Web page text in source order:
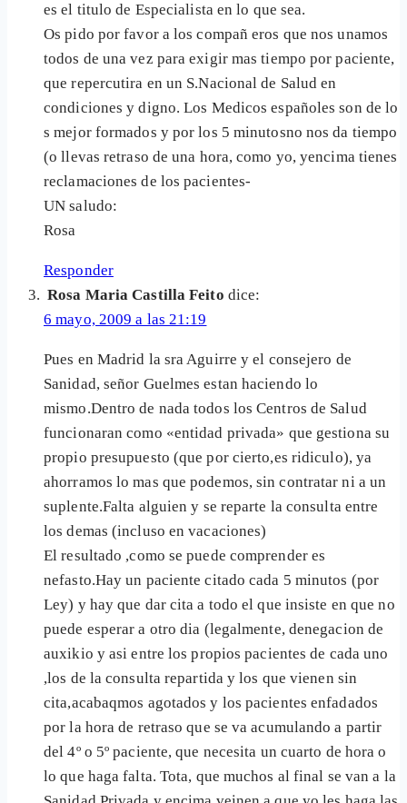
es el titulo de Especialista en lo que sea.
Os pido por favor a los compañ eros que nos unamos
todos de una vez para exigir mas tiempo por paciente,
que repercutira en un S.Nacional de Salud en
condiciones y digno. Los Medicos españoles son de lo
s mejor formados y por los 5 minutosno nos da tiempo
(o llevas retraso de una hora, como yo, yencima tienes
reclamaciones de los pacientes-
UN saludo:
Rosa
Responder
Rosa Maria Castilla Feito dice:
6 mayo, 2009 a las 21:19
Pues en Madrid la sra Aguirre y el consejero de
Sanidad, señor Guelmes estan haciendo lo
mismo.Dentro de nada todos los Centros de Salud
funcionaran como «entidad privada» que gestiona su
propio presupuesto (que por cierto,es ridiculo), ya
ahorramos lo mas que podemos, sin contratar ni a un
suplente.Falta alguien y se reparte la consulta entre
los demas (incluso en vacaciones)
El resultado ,como se puede comprender es
nefasto.Hay un paciente citado cada 5 minutos (por
Ley) y hay que dar cita a todo el que insiste en que no
puede esperar a otro dia (legalmente, denegacion de
auxikio y asi entre los propios pacientes de cada uno
,los de la consulta repartida y los que vienen sin
cita,acabaqmos agotados y los pacientes enfadados
por la hora de retraso que se va acumulando a partir
del 4º o 5º paciente, que necesita un cuarto de hora o
lo que haga falta. Tota, que muchos al final se van a la